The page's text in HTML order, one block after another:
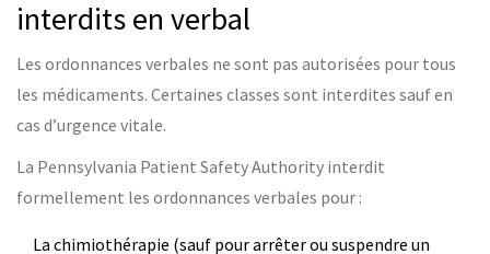
interdits en verbal
Les ordonnances verbales ne sont pas autorisées pour tous
les médicaments. Certaines classes sont interdites sauf en
cas d’urgence vitale.
La Pennsylvania Patient Safety Authority interdit
formellement les ordonnances verbales pour :
La chimiothérapie (sauf pour arrêter ou suspendre un